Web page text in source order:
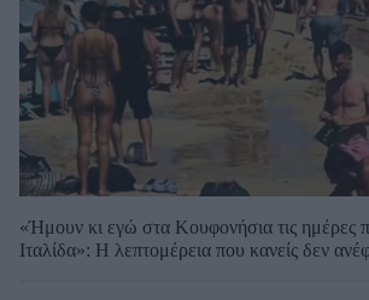
«Ήμουν κι εγώ στα Κουφονήσια τις ημέρες
Ιταλίδα»: Η λεπτομέρεια που κανείς δεν